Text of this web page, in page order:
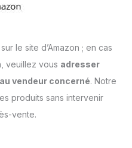
le site d’Amazon ; en cas
veuillez vous adresser
vendeur concerné. Notre
produits sans intervenir
vente.